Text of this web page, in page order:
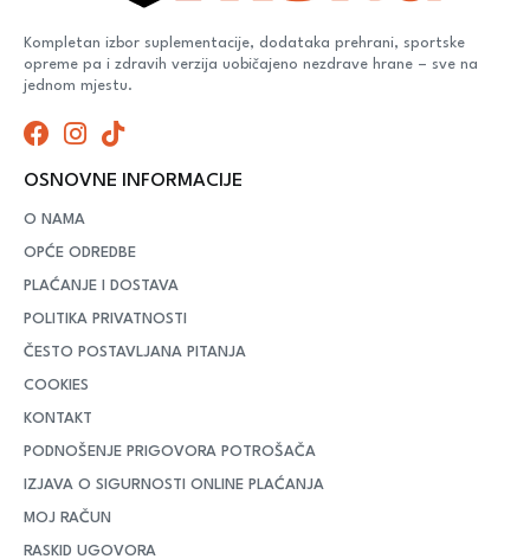
Kompletan izbor suplementacije, dodataka prehrani, sportske
opreme pa i zdravih verzija uobičajeno nezdrave hrane – sve na
jednom mjestu.
OSNOVNE INFORMACIJE
O NAMA
OPĆE ODREDBE
PLAĆANJE I DOSTAVA
POLITIKA PRIVATNOSTI
ČESTO POSTAVLJANA PITANJA
COOKIES
KONTAKT
PODNOŠENJE PRIGOVORA POTROŠAČA
IZJAVA O SIGURNOSTI ONLINE PLAĆANJA
MOJ RAČUN
RASKID UGOVORA